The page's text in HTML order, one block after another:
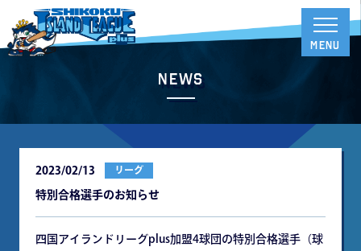
News
2023/02/13 リーグ
特別合格選手のお知らせ
四国アイランドリーグplus加盟4球団の特別合格選手（球